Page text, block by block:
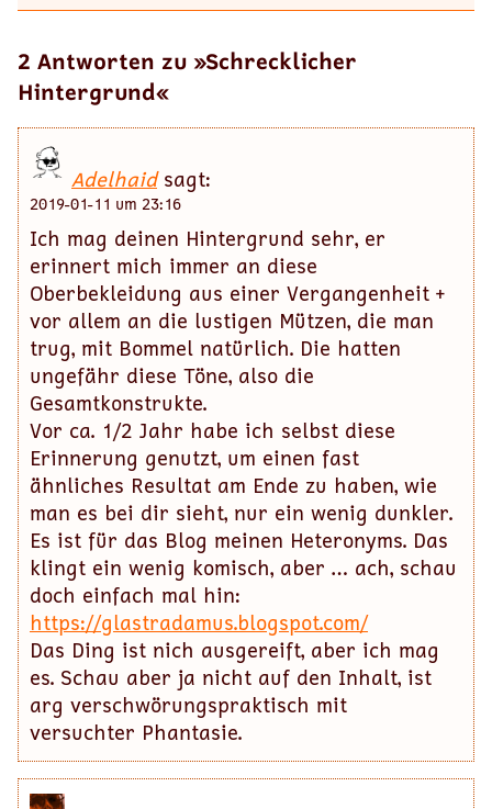
2 Antworten zu »Schrecklicher
Hintergrund«
Adelhaidsagt:
2019-01-11 um 23:16
Ich mag deinen Hintergrund sehr, er
erinnert mich immer an diese
Oberbekleidung aus einer Vergangenheit +
vor allem an die lustigen Mützen, die man
trug, mit Bommel natürlich. Die hatten
ungefähr diese Töne, also die
Gesamtkonstrukte.
Vor ca. 1/2 Jahr habe ich selbst diese
Erinnerung genutzt, um einen fast
ähnliches Resultat am Ende zu haben, wie
man es bei dir sieht, nur ein wenig dunkler.
Es ist für das Blog meinen Heteronyms. Das
klingt ein wenig komisch, aber … ach, schau
doch einfach mal hin:
https://glastradamus.blogspot.com/
Das Ding ist nich ausgereift, aber ich mag
es. Schau aber ja nicht auf den Inhalt, ist
arg verschwörungspraktisch mit
versuchter Phantasie.